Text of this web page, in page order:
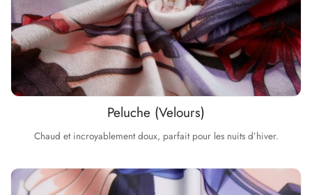
Peluche (Velours)
Chaud et incroyablement doux, parfait pour les nuits d’hiver.